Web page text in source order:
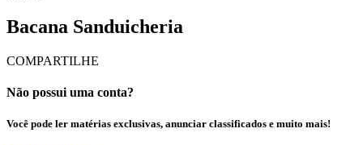
Bacana Sanduicheria
COMPARTILHE
Não possui uma conta?
Você pode ler matérias exclusivas, anunciar classificados e muito mais!